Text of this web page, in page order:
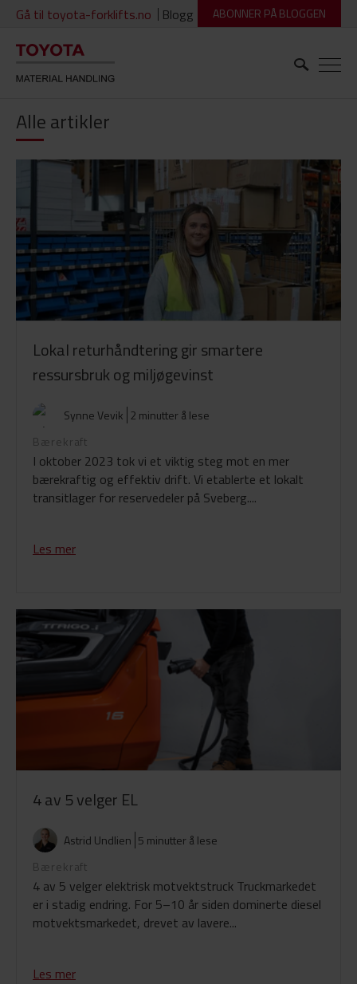
Gå til toyota-forklifts.no Blogg ABONNER PÅ BLOGGEN
Alle artikler
Lokal returhåndtering gir smartere
ressursbruk og miljøgevinst
Synne Vevik 2 minutter å lese
Bærekraft
I oktober 2023 tok vi et viktig steg mot en mer
bærekraftig og effektiv drift. Vi etablerte et lokalt
transitlager for reservedeler på Sveberg....
Les mer
4 av 5 velger EL
Astrid Undlien 5 minutter å lese
Bærekraft
4 av 5 velger elektrisk motvektstruck Truckmarkedet
er i stadig endring. For 5–10 år siden dominerte diesel
motvektsmarkedet, drevet av lavere...
Les mer